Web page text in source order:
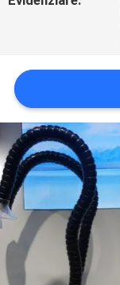
DEL
PRIVACY
POLICY